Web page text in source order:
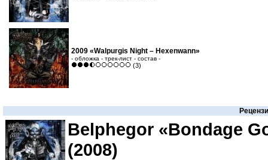
2009 «Walpurgis Night – Hexenwann»
- обложка - трек-лист - состав -
(3)
Belphegor «Bondage
(2008)